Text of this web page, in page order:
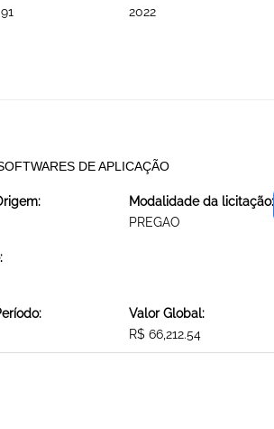
2022
DE APLICAÇÃO
Modalidade da licitação:
PREGAO
Valor Global:
R$ 66,212.54